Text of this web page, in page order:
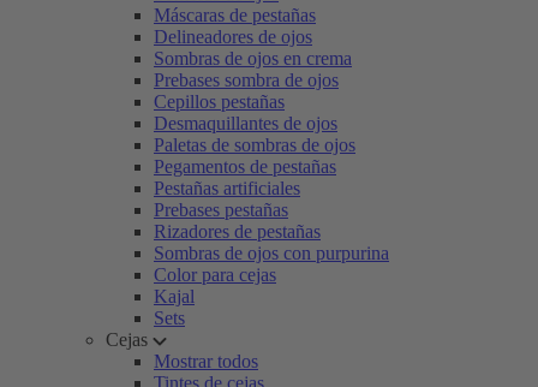
Máscaras de pestañas
Delineadores de ojos
Sombras de ojos en crema
Prebases sombra de ojos
Cepillos pestañas
Desmaquillantes de ojos
Paletas de sombras de ojos
Pegamentos de pestañas
Pestañas artificiales
Prebases pestañas
Rizadores de pestañas
Sombras de ojos con purpurina
Color para cejas
Kajal
Sets
Cejas
Mostrar todos
Tintes de cejas